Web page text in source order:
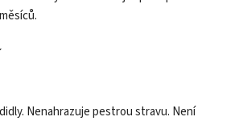
Nenahrazuje pestrou stravu. Není